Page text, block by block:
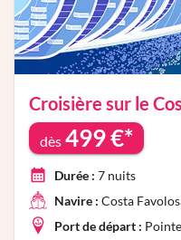
Croisière sur le
dès 499€*
Durée : 7 nuits
Navire : Costa
Port de départ :